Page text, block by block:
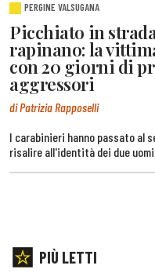
PERGINE VALSUGANA
Picchiato in
rapinano: la
con 20 giorni di
aggressori
di Patrizia Rapposelli
I carabinieri hanno passato al
risalire all'identità dei due
PIÙ LETTI